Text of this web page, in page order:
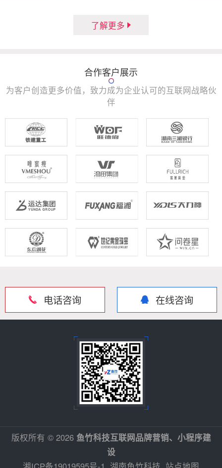
了解更多
合作客户展示
为客户创造更多价值，致力成为企业认可的互联网战略伙
伴
电话咨询 在线咨询
版权所有 © 2026 鱼竹科技互联网品牌营销、小程序建
设